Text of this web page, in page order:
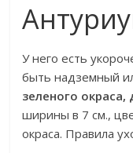
У него есть
быть надземный
зеленого
ширины в 7 см.,
окраса. Правила